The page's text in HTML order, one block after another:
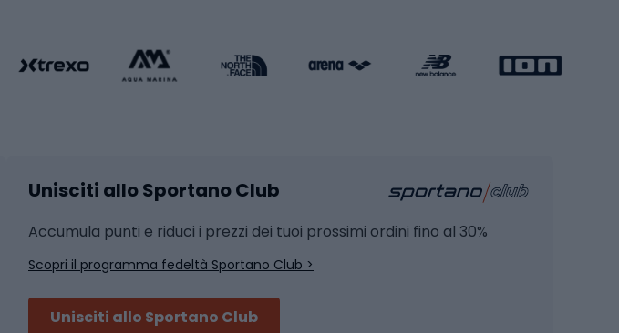
Yoga
Abbigliamento fitness
Sport con le racchette
Badminton
Ping pong
Caschi da pattinaggio
Pesca al siluro
Pesca a spinning
Unisciti allo Sportano Club
Accumula punti e riduci i prezzi dei tuoi prossimi ordini fino al 30%
Scopri il programma fedeltà Sportano Club >
Unisciti allo Sportano Club